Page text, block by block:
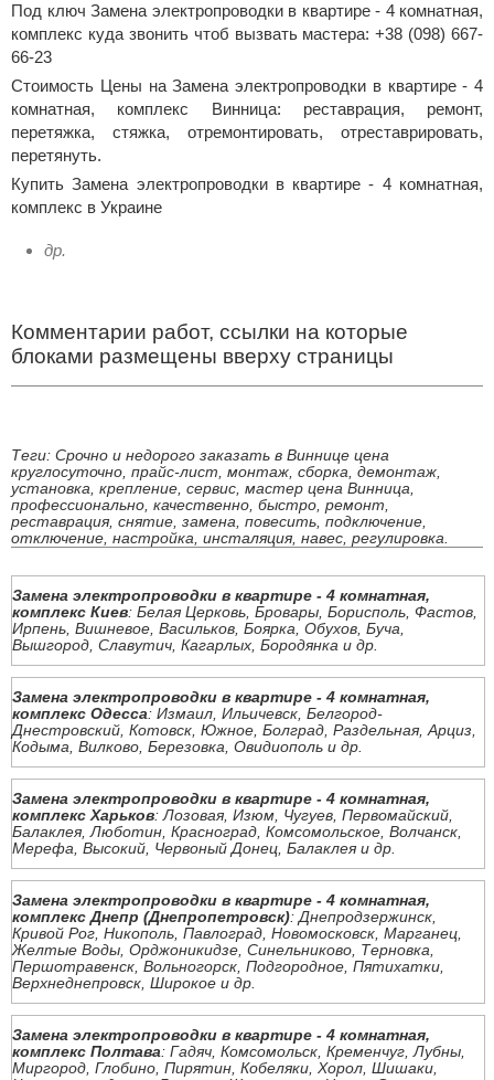
Под ключ Замена электропроводки в квартире - 4 комнатная,
комплекс куда звонить чтоб вызвать мастера: +38 (098) 667-
66-23
Стоимость Цены на Замена электропроводки в квартире - 4
комнатная, комплекс Винница: реставрация, ремонт,
перетяжка, стяжка, отремонтировать, отреставрировать,
перетянуть.
Купить Замена электропроводки в квартире - 4 комнатная,
комплекс в Украине
др.
Комментарии работ, ссылки на которые
блоками размещены вверху страницы
Теги: Срочно и недорого заказать в Виннице цена
круглосуточно, прайс-лист, монтаж, сборка, демонтаж,
установка, крепление, сервис, мастер цена Винница,
профессионально, качественно, быстро, ремонт,
реставрация, снятие, замена, повесить, подключение,
отключение, настройка, инсталяция, навес, регулировка.
Замена электропроводки в квартире - 4 комнатная,
комплекс Киев: Белая Церковь, Бровары, Борисполь, Фастов,
Ирпень, Вишневое, Васильков, Боярка, Обухов, Буча,
Вышгород, Славутич, Кагарлых, Бородянка и др.
Замена электропроводки в квартире - 4 комнатная,
комплекс Одесса: Измаил, Ильичевск, Белгород-
Днестровский, Котовск, Южное, Болград, Раздельная, Арциз,
Кодыма, Вилково, Березовка, Овидиополь и др.
Замена электропроводки в квартире - 4 комнатная,
комплекс Харьков: Лозовая, Изюм, Чугуев, Первомайский,
Балаклея, Люботин, Красноград, Комсомольское, Волчанск,
Мерефа, Высокий, Червоный Донец, Балаклея и др.
Замена электропроводки в квартире - 4 комнатная,
комплекс Днепр (Днепропетровск): Днепродзержинск,
Кривой Рог, Никополь, Павлоград, Новомосковск, Марганец,
Желтые Воды, Орджоникидзе, Синельниково, Терновка,
Першотравенск, Вольногорск, Подгородное, Пятихатки,
Верхнеднепровск, Широкое и др.
Замена электропроводки в квартире - 4 комнатная,
комплекс Полтава: Гадяч, Комсомольск, Кременчуг, Лубны,
Миргород, Глобино, Пирятин, Кобеляки, Хорол, Шишаки,